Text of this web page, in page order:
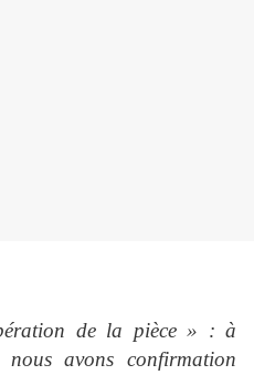
de la pièce » : à
nous avons confirmation